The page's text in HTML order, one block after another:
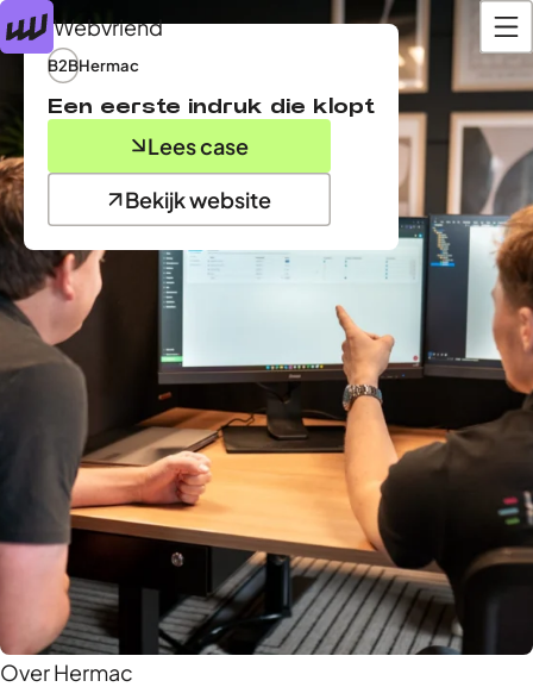
Webvriend
B2BHermac
Een eerste indruk die klopt
Lees case
Bekijk website
(opent in nieuw tabblad)
Over Hermac